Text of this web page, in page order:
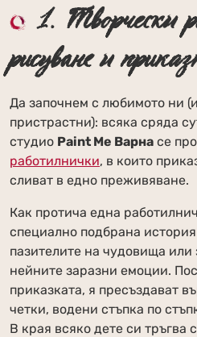
1. Творчески
рисуване и
Да започнем с любимото ни
пристрастни): всяка сряда
студио Paint Me Варна се
работилнички, в които
сливат в едно преживяване.
Как протича една
специално подбрана
пазителите на чудовища или
нейните заразни емоции.
приказката, я пресъздават
четки, водени стъпка по
В края всяко дете си тръгва